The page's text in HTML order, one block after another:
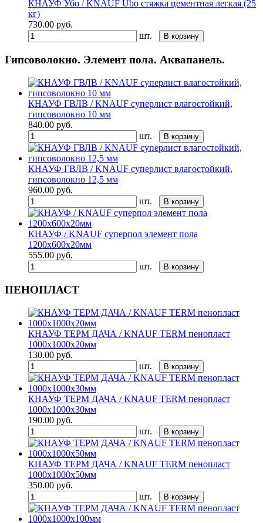
КНАУФ Убо / KNAUF Ubo стяжка цементная легкая (25
кг)
730.00 руб.
шт.
В корзину
Гипсоволокно. Элемент пола. Аквапанель.
КНАУФ ГВЛВ / KNAUF суперлист влагостойкий,
гипсоволокно 10 мм
840.00 руб.
шт.
В корзину
КНАУФ ГВЛВ / KNAUF суперлист влагостойкий,
гипсоволокно 12,5 мм
960.00 руб.
шт.
В корзину
КНАУФ / KNAUF суперпол элемент пола
1200х600х20мм
555.00 руб.
шт.
В корзину
ПЕНОПЛАСТ
КНАУФ ТЕРМ ДАЧА / KNAUF TERM пенопласт
1000х1000х20мм
130.00 руб.
шт.
В корзину
КНАУФ ТЕРМ ДАЧА / KNAUF TERM пенопласт
1000х1000х30мм
190.00 руб.
шт.
В корзину
КНАУФ ТЕРМ ДАЧА / KNAUF TERM пенопласт
1000х1000х50мм
350.00 руб.
шт.
В корзину